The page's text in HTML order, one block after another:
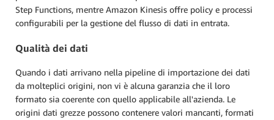
Step Functions, mentre Amazon Kinesis offre policy e processi
configurabili per la gestione del flusso di dati in entrata.
Qualità dei dati
Quando i dati arrivano nella pipeline di importazione dei dati
da molteplici origini, non vi è alcuna garanzia che il loro
formato sia coerente con quello applicabile all'azienda. Le
origini dati grezze possono contenere valori mancanti, formati